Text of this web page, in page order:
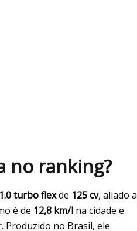
no ranking?
1.0 turbo flexde 125 cv, aliado a
é de 12,8 km/l na cidade e
Produzido no Brasil, ele